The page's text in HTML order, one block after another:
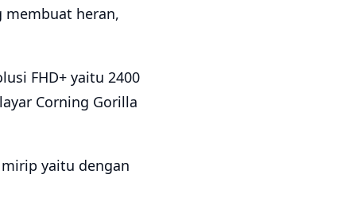
membuat heran,
FHD+ yaitu 2400
Corning Gorilla
yaitu dengan